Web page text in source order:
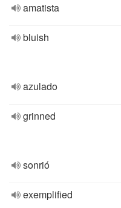
amatista
bluish
azulado
grinned
sonrió
exemplified